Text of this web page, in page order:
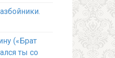
(«Брат
ты со